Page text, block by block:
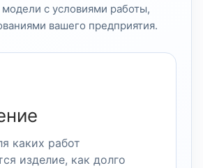
модели с условиями работы,
вашего предприятия.
каких работ
изделие, как долго